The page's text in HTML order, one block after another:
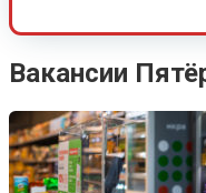
Вакансии